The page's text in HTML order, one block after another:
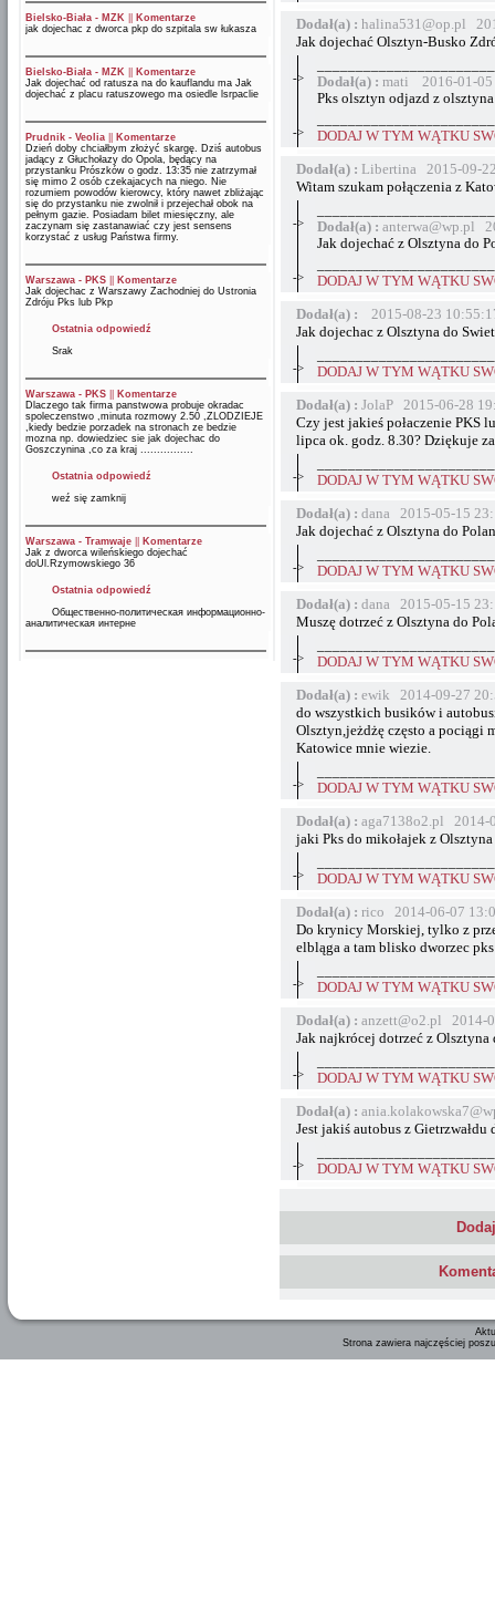
Bielsko-Biała - MZK
Komentarze
jak dojechac z dworca pkp do szpitala sw łukasza
Bielsko-Biała - MZK
Komentarze
Jak dojechać od ratusza na do kauflandu ma Jak
dojechać z placu ratuszowego ma osiedle lsrpaclie
Prudnik - Veolia
Komentarze
Dzień doby chciałbym złożyć skargę. Dziś autobus
jadący z Głuchołazy do Opola, będący na
przystanku Prószków o godz. 13:35 nie zatrzymał
się mimo 2 osób czekajacych na niego. Nie
rozumiem powodów kierowcy, który nawet zbliżając
się do przystanku nie zwolnił i przejechał obok na
pełnym gazie. Posiadam bilet miesięczny, ale
zaczynam się zastanawiać czy jest sensens
korzystać z usług Państwa firmy.
Warszawa - PKS
Komentarze
Jak dojechac z Warszawy Zachodniej do Ustronia
Zdróju Pks lub Pkp
Ostatnia odpowiedź
Srak
Warszawa - PKS
Komentarze
Dlaczego tak firma panstwowa probuje okradac
spoleczenstwo ,minuta rozmowy 2.50 ,ZLODZIEJE
,kiedy bedzie porzadek na stronach ze bedzie
mozna np. dowiedziec sie jak dojechac do
Goszczynina ,co za kraj ................
Ostatnia odpowiedź
weź się zamknij
Warszawa - Tramwaje
Komentarze
Jak z dworca wileńskiego dojechać
doUl.Rzymowskiego 36
Ostatnia odpowiedź
Общественно-политическая информационно-
аналитическая интерне
Dodał(a) : halina531@op.pl
Jak dojechać Olsztyn-Busko
->
Dodał(a) : mati 2016-01-05
Pks olsztyn odjazd z
->
DODAJ W TYM WĄTKU
Dodał(a) : Libertina 2015-09-
Witam szukam połączenia z
->
Dodał(a) : anterwa@wp.pl
Jak dojechać z Olsztyna do
->
DODAJ W TYM WĄTKU
Dodał(a) :
2015-08-23
Jak dojechac z Olsztyna do
->
DODAJ W TYM WĄTKU
Dodał(a) : JolaP 2015-06-28
Czy jest jakieś połaczenie PKS
lipca ok. godz. 8.30? Dziękuje
->
DODAJ W TYM WĄTKU
Dodał(a) : dana 2015-05-15
Jak dojechać z Olsztyna do
->
DODAJ W TYM WĄTKU
Dodał(a) : dana 2015-05-15
Muszę dotrzeć z Olsztyna do
->
DODAJ W TYM WĄTKU
Dodał(a) : ewik 2014-09-27
do wszystkich busików i
Olsztyn,jeżdżę często a pociągi
Katowice mnie wiezie.
->
DODAJ W TYM WĄTKU
Dodał(a) : aga7138o2.pl 2014-
jaki Pks do mikołajek z
->
DODAJ W TYM WĄTKU
Dodał(a) : rico 2014-06-07
Do krynicy Morskiej, tylko z
elbląga a tam blisko dworzec
->
DODAJ W TYM WĄTKU
Dodał(a) : anzett@o2.pl 2014-
Jak najkrócej dotrzeć z
->
DODAJ W TYM WĄTKU
Dodał(a) :
Jest jakiś autobus z
->
DODAJ W TYM WĄTKU
Strona zawiera najczęściej